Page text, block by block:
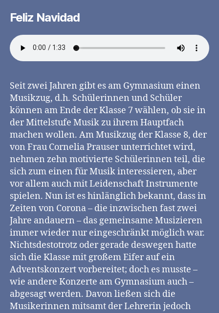
Feliz Navidad
Seit zwei Jahren gibt es am Gymnasium einen
Musikzug, d.h. Schülerinnen und Schüler
können am Ende der Klasse 7 wählen, ob sie in
der Mittelstufe Musik zu ihrem Hauptfach
machen wollen. Am Musikzug der Klasse 8, der
von Frau Cornelia Prauser unterrichtet wird,
nehmen zehn motivierte Schülerinnen teil, die
sich zum einen für Musik interessieren, aber
vor allem auch mit Leidenschaft Instrumente
spielen. Nun ist es hinlänglich bekannt, dass in
Zeiten von Corona – die inzwischen fast zwei
Jahre andauern – das gemeinsame Musizieren
immer wieder nur eingeschränkt möglich war.
Nichtsdestotrotz oder gerade deswegen hatte
sich die Klasse mit großem Eifer auf ein
Adventskonzert vorbereitet; doch es musste –
wie andere Konzerte am Gymnasium auch –
abgesagt werden. Davon ließen sich die
Musikerinnen mitsamt der Lehrerin jedoch